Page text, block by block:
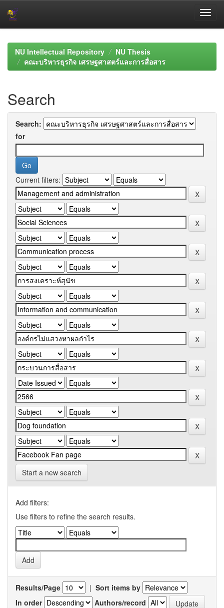
navigationNU Intellectual Repository
NU Thesis
คณะบริหารธุรกิจ เศรษฐศาสตร์และการสื่อสาร
Search
Search:
for
Current filters:
Start a new search
Add filters:
Use filters to refine the search results.
Results/Page | Sort items by
In order
Authors/record